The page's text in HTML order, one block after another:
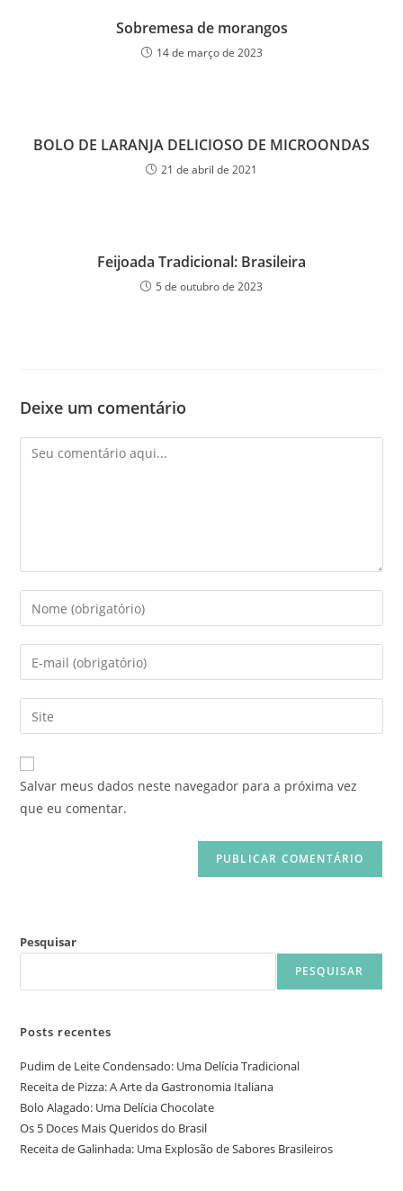
Sobremesa de morangos
14 de março de 2023
BOLO DE LARANJA DELICIOSO DE MICROONDAS
21 de abril de 2021
Feijoada Tradicional: Brasileira
5 de outubro de 2023
Deixe um comentário
Salvar meus dados neste navegador para a próxima vez
que eu comentar.
Pesquisar
PESQUISAR
Posts recentes
Pudim de Leite Condensado: Uma Delícia Tradicional
Receita de Pizza: A Arte da Gastronomia Italiana
Bolo Alagado: Uma Delícia Chocolate
Os 5 Doces Mais Queridos do Brasil
Receita de Galinhada: Uma Explosão de Sabores Brasileiros